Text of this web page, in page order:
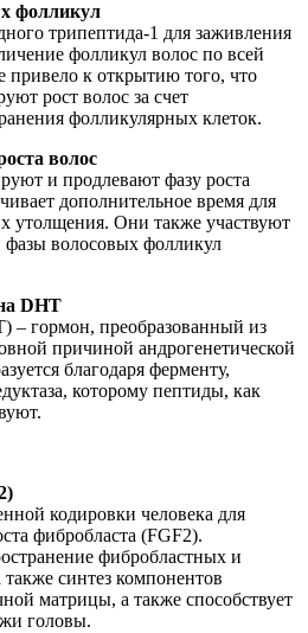
фолликул
трипептида-1 для заживления
фолликул волос по всей
привело к открытию того, что
рост волос за счет
фолликулярных клеток.
волос
и продлевают фазу роста
дополнительное время для
утолщения. Они также участвуют
волосовых фолликул
DHT
– гормон, преобразованный из
причиной андрогенетической
благодаря ферменту,
которому пептиды, как
кодировки человека для
фибробласта (FGF2).
фибробластных и
синтез компонентов
матрицы, а также способствует
головы.